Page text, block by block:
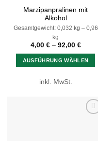
Marzipanpralinen mit
Alkohol
Gesamtgewicht: 0,032 kg – 0,96
kg
4,00 €– 92,00 €
AUSFÜHRUNG WÄHLEN
Produkt
inkl. MwSt.